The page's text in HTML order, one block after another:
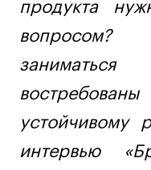
Дизайн интерьера
Дизайн одежды
Стайлинг
Современная
UX/UI-дизайн
продукта
устойчивому
интервью